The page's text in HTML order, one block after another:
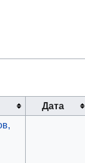
Дата